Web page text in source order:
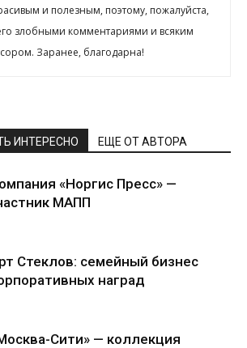
и полезным, поэтому, пожалуйста,
злобными комментариями и всяким
Заранее, благодарна!
ИНТЕРЕСНО ЕЩЕ ОТ АВТОРА
«Норгис Пресс» —
МАПП
Стеклов: семейный бизнес
наград
Сити» — коллекция